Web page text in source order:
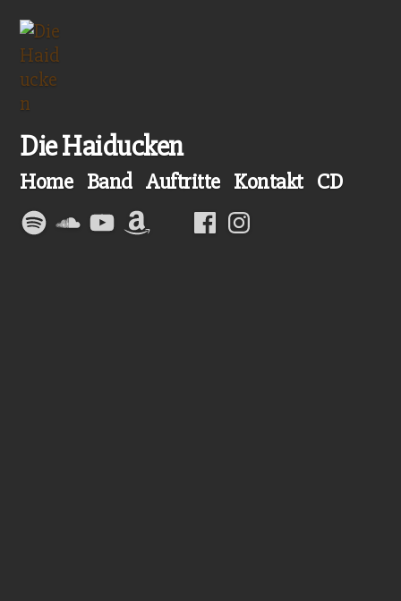
Zum
Inhalt
springen
Die Haiducken
Home Band Auftritte Kontakt CD
SpotifySoundcloud
YouTubeAmazon FacebookInstagram